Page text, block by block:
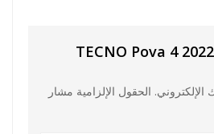
كن أول من يقيم “TECNO Pova 4 2022
الحقول الإلزامية مشار